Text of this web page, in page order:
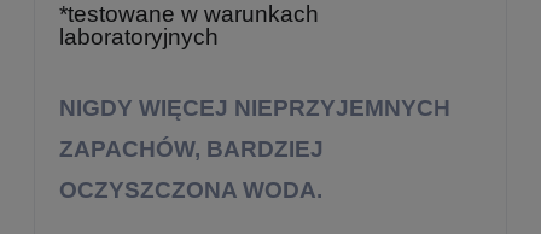
*testowane w warunkach
laboratoryjnych
NIGDY WIĘCEJ NIEPRZYJEMNYCH
ZAPACHÓW, BARDZIEJ
OCZYSZCZONA WODA.